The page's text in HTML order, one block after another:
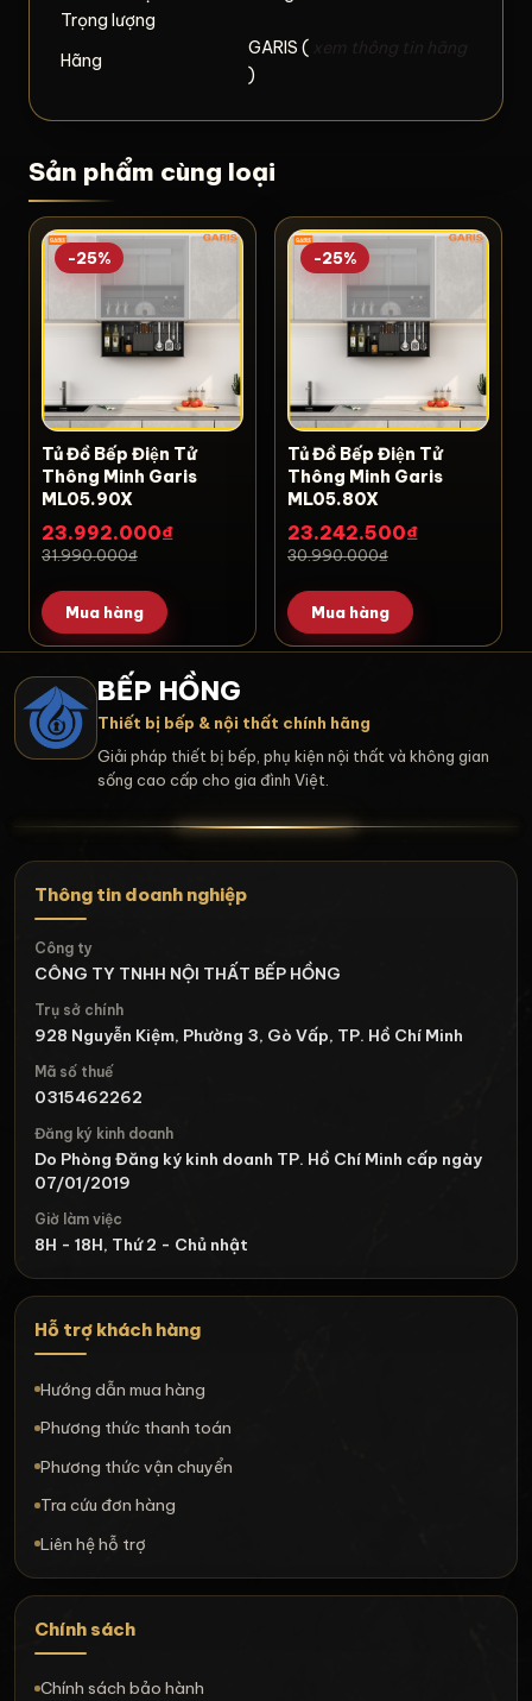
Trọng lượng
Hãng
GARIS ( xem thông tin hãng
)
Sản phẩm cùng loại
-25%
Tủ Đồ Bếp Điện Tử
Thông Minh Garis
ML05.90X
23.992.000₫
31.990.000₫
Mua hàng
-25%
Tủ Đồ Bếp Điện Tử
Thông Minh Garis
ML05.80X
23.242.500₫
30.990.000₫
Mua hàng
BẾP HỒNG
Thiết bị bếp & nội thất chính hãng
Giải pháp thiết bị bếp, phụ kiện nội thất và không gian
sống cao cấp cho gia đình Việt.
Thông tin doanh nghiệp
Công ty
CÔNG TY TNHH NỘI THẤT BẾP HỒNG
Trụ sở chính
928 Nguyễn Kiệm, Phường 3, Gò Vấp, TP. Hồ Chí Minh
Mã số thuế
0315462262
Đăng ký kinh doanh
Do Phòng Đăng ký kinh doanh TP. Hồ Chí Minh cấp ngày
07/01/2019
Giờ làm việc
8H - 18H, Thứ 2 - Chủ nhật
Hỗ trợ khách hàng
Hướng dẫn mua hàng
Phương thức thanh toán
Phương thức vận chuyển
Tra cứu đơn hàng
Liên hệ hỗ trợ
Chính sách
Chính sách bảo hành